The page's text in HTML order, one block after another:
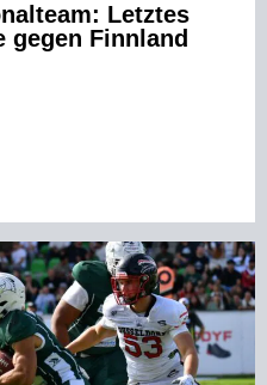
Letztes
gegen Finnland